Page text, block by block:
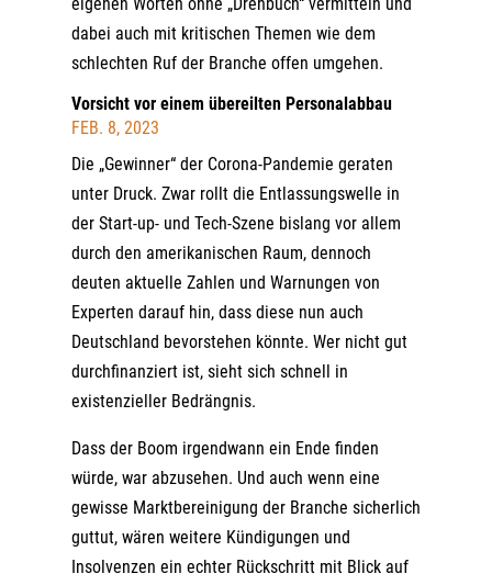
dabei auch mit kritischen Themen wie dem
schlechten Ruf der Branche offen umgehen.
Vorsicht vor einem übereilten Personalabbau
FEB. 8, 2023
Die „Gewinner“ der Corona-Pandemie geraten
unter Druck. Zwar rollt die Entlassungswelle in
der Start-up- und Tech-Szene bislang vor allem
durch den amerikanischen Raum, dennoch
deuten aktuelle Zahlen und Warnungen von
Experten darauf hin, dass diese nun auch
Deutschland bevorstehen könnte. Wer nicht gut
durchfinanziert ist, sieht sich schnell in
existenzieller Bedrängnis.
Dass der Boom irgendwann ein Ende finden
würde, war abzusehen. Und auch wenn eine
gewisse Marktbereinigung der Branche sicherlich
guttut, wären weitere Kündigungen und
Insolvenzen ein echter Rückschritt mit Blick auf